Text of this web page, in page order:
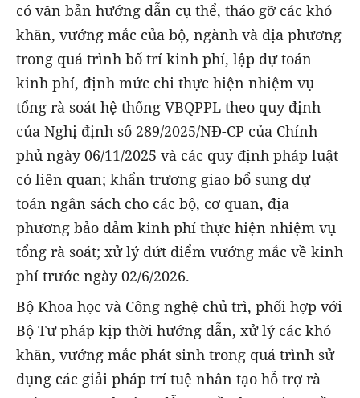
có văn bản hướng dẫn cụ thể, tháo gỡ các khó
khăn, vướng mắc của bộ, ngành và địa phương
trong quá trình bố trí kinh phí, lập dự toán
kinh phí, định mức chi thực hiện nhiệm vụ
tổng rà soát hệ thống VBQPPL theo quy định
của Nghị định số 289/2025/NĐ-CP của Chính
phủ ngày 06/11/2025 và các quy định pháp luật
có liên quan; khẩn trương giao bổ sung dự
toán ngân sách cho các bộ, cơ quan, địa
phương bảo đảm kinh phí thực hiện nhiệm vụ
tổng rà soát; xử lý dứt điểm vướng mắc về kinh
phí trước ngày 02/6/2026.
Bộ Khoa học và Công nghệ chủ trì, phối hợp với
Bộ Tư pháp kịp thời hướng dẫn, xử lý các khó
khăn, vướng mắc phát sinh trong quá trình sử
dụng các giải pháp trí tuệ nhân tạo hỗ trợ rà